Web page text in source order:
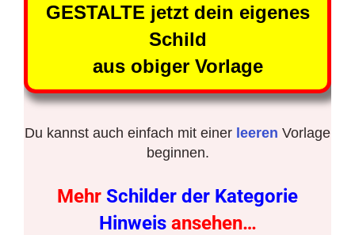
GESTALTE jetzt dein eigenes
Schild
aus obiger Vorlage
Du kannst auch einfach mit einer leeren Vorlage
beginnen.
Mehr Schilder der Kategorie
Hinweis ansehen…